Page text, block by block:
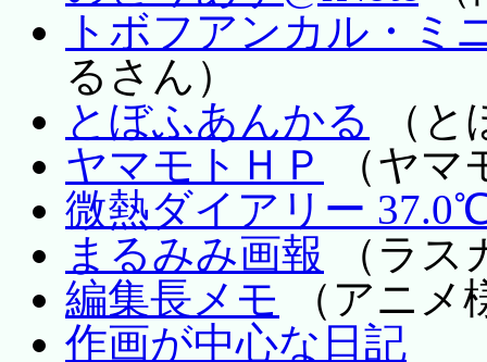
トボフアンカル・ミ
るさん）
とぼふあんかる
（
ヤマモトＨＰ
（ヤマ
微熱ダイアリー
まるみみ画報 （ラス
編集長メモ （アニメ
作画が中心な日記